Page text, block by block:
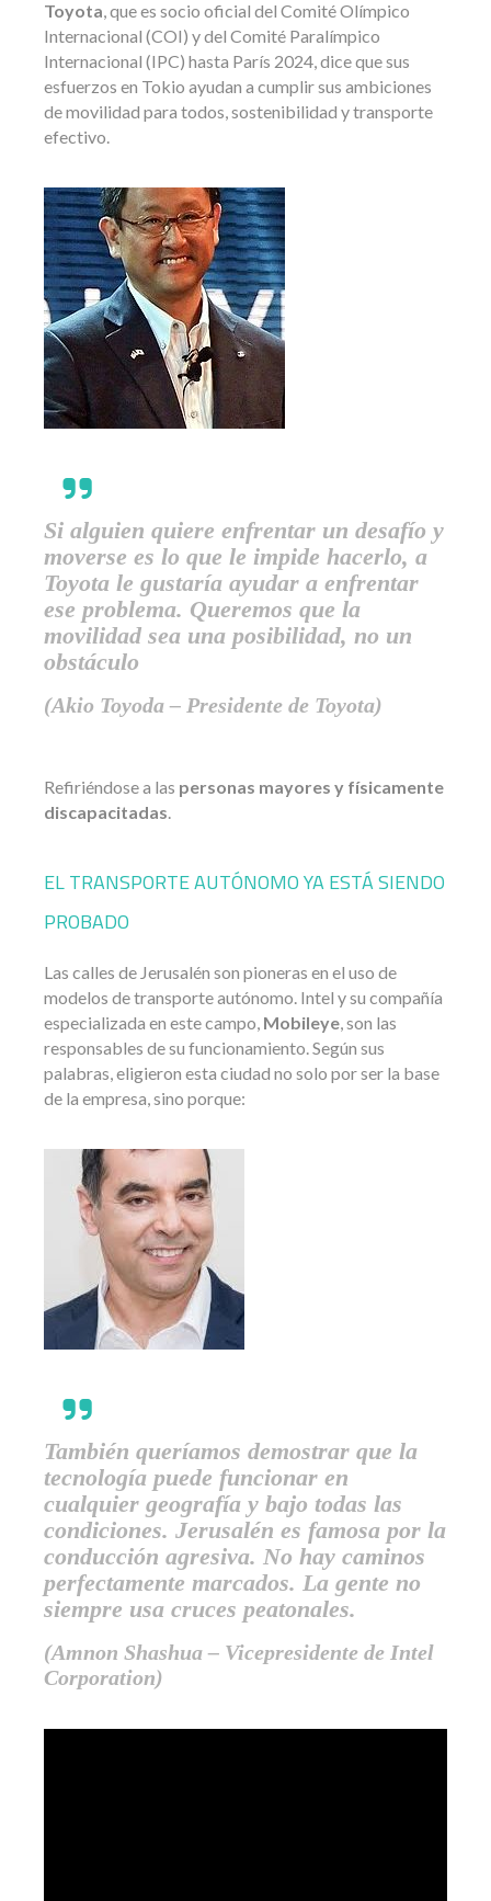
Toyota, que es socio oficial del Comité Olímpico
Internacional (COI) y del Comité Paralímpico
Internacional (IPC) hasta París 2024, dice que sus
esfuerzos en Tokio ayudan a cumplir sus ambiciones
de movilidad para todos, sostenibilidad y transporte
efectivo.
Si alguien quiere enfrentar un desafío y
moverse es lo que le impide hacerlo, a
Toyota le gustaría ayudar a enfrentar
ese problema. Queremos que la
movilidad sea una posibilidad, no un
obstáculo
(Akio Toyoda – Presidente de Toyota)
Refiriéndose a las personas mayores y físicamente
discapacitadas.
EL TRANSPORTE AUTÓNOMO YA ESTÁ SIENDO
PROBADO
Las calles de Jerusalén son pioneras en el uso de
modelos de transporte autónomo. Intel y su compañía
especializada en este campo, Mobileye, son las
responsables de su funcionamiento. Según sus
palabras, eligieron esta ciudad no solo por ser la base
de la empresa, sino porque:
También queríamos demostrar que la
tecnología puede funcionar en
cualquier geografía y bajo todas las
condiciones. Jerusalén es famosa por la
conducción agresiva. No hay caminos
perfectamente marcados. La gente no
siempre usa cruces peatonales.
(Amnon Shashua – Vicepresidente de Intel
Corporation)